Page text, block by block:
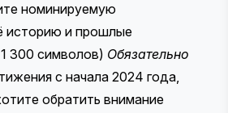
номинируемую
историю и прошлые
300 символов) Обязательно
с начала 2024 года,
обратить внимание